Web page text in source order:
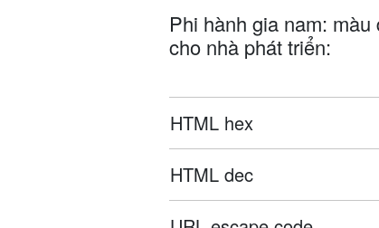
Phi hành gia nam:
cho nhà phát triển:
HTML hex
HTML dec